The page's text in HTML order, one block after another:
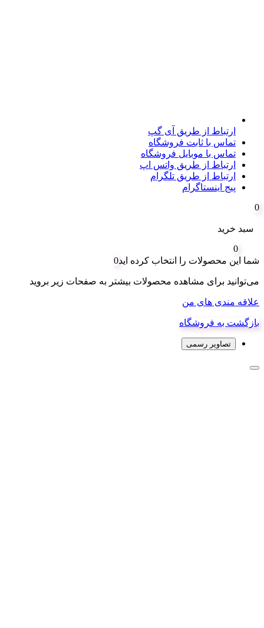
ارتباط از طریق آی گپ
تماس با ثابت فروشگاه
تماس با موبایل فروشگاه
ارتباط از طریق واتس اپ
ارتباط از طریق تلگرام
پیج اینستاگرام
0
سبد خرید
0
شما این محصولات را انتخاب کرده اید0
می‌توانید برای مشاهده محصولات بیشتر به صفحات زیر بروید
علاقه مندی های من
بازگشت به فروشگاه
تصاویر رسمی